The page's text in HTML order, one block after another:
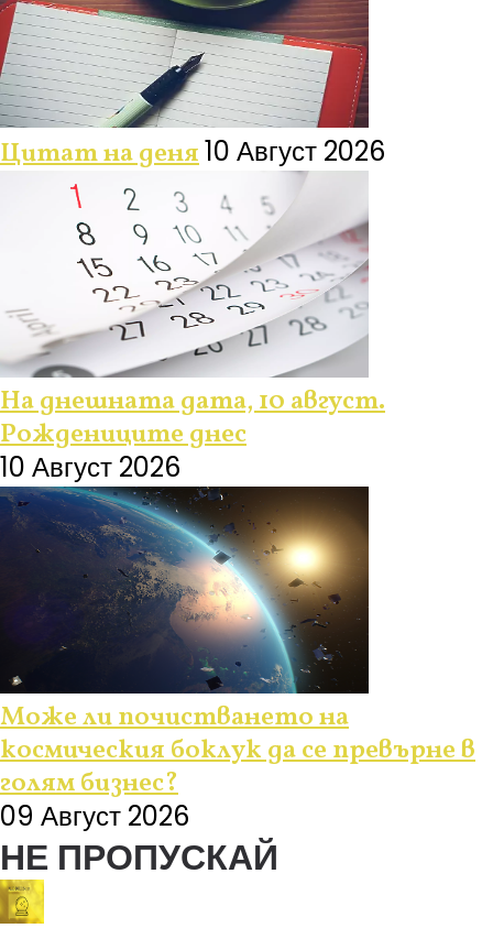
Цитат на деня10 Август 2026
На днешната дата, 10 август.
Рождениците днес
10 Август 2026
Може ли почистването на
космическия боклук да се превърне в
голям бизнес?
09 Август 2026
НЕ ПРОПУСКАЙ